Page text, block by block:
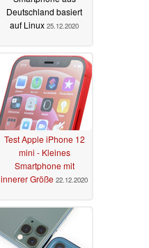
Deutschland basiert
auf Linux 25.12.2020
Test Apple iPhone 12
mini - Kleines
Smartphone mit
innerer Größe 22.12.2020